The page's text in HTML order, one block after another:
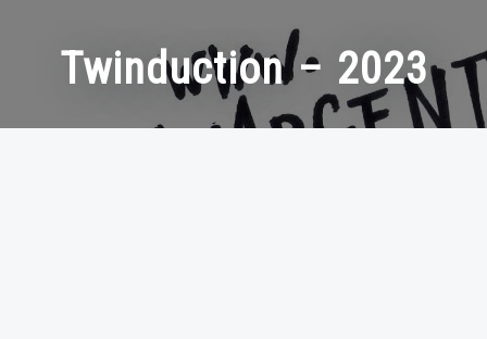
Twinduction – 2023